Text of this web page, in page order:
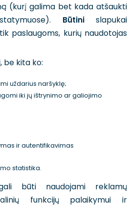
(kurį galima bet kada atšaukti
Būtinislapukai
paslaugoms, kurių naudotojas
be kita ko:
uždarius naršyklę;
iki jų ištrynimo ar galiojimo
ir autentifikavimas
statistika.
būti naudojami reklamų
funkcijų palaikymui ir